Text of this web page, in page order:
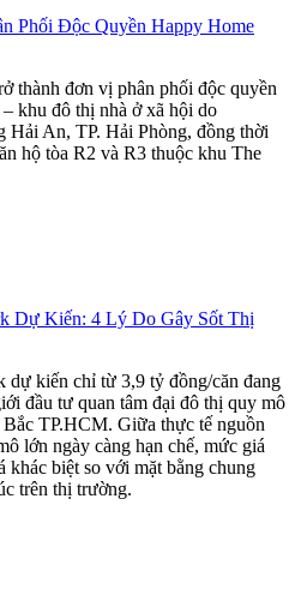
Phối Độc Quyền Happy Home
thành đơn vị phân phối độc quyền
khu đô thị nhà ở xã hội do
Hải An, TP. Hải Phòng, đồng thời
hộ tòa R2 và R3 thuộc khu The
Dự Kiến: 4 Lý Do Gây Sốt Thị
dự kiến chỉ từ 3,9 tỷ đồng/căn đang
đầu tư quan tâm đại đô thị quy mô
TP.HCM. Giữa thực tế nguồn
lớn ngày càng hạn chế, mức giá
biệt so với mặt bằng chung
trên thị trường.